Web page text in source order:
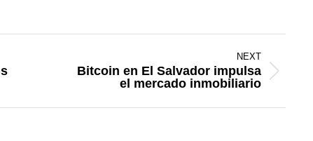
NEXT
Next
Bitcoin en El Salvador impulsa
el mercado inmobiliario